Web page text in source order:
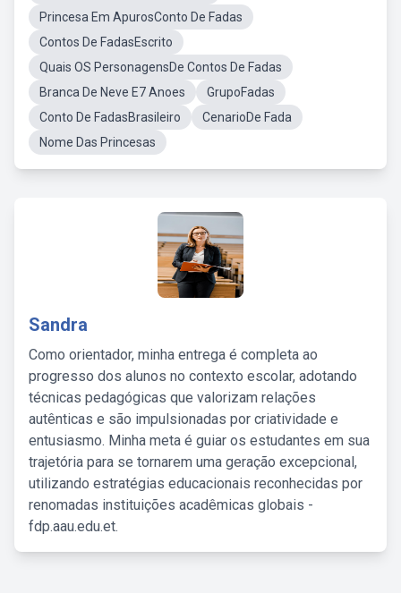
Princesa Em ApurosConto De Fadas
Contos De FadasEscrito
Quais OS PersonagensDe Contos De Fadas
Branca De Neve E7 Anoes
GrupoFadas
Conto De FadasBrasileiro
CenarioDe Fada
Nome Das Princesas
Sandra
Como orientador, minha entrega é completa ao
progresso dos alunos no contexto escolar, adotando
técnicas pedagógicas que valorizam relações
autênticas e são impulsionadas por criatividade e
entusiasmo. Minha meta é guiar os estudantes em sua
trajetória para se tornarem uma geração excepcional,
utilizando estratégias educacionais reconhecidas por
renomadas instituições acadêmicas globais -
fdp.aau.edu.et.